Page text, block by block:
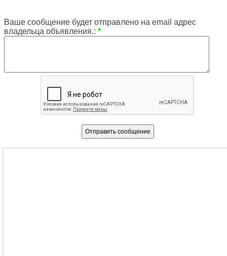
Ваше сообщение будет отправлено на email адрес
владельца объявления.: *